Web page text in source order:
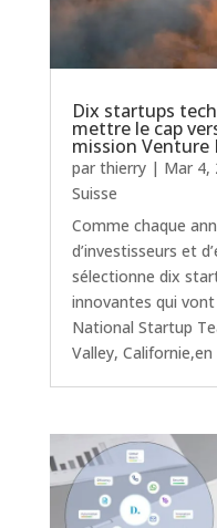
Dix startups
mettre le cap
mission Venture
par thierry| Mar 4,
Suisse
Comme chaque
d’investisseurs et
sélectionne dix
innovantes qui
National Startup
Valley,